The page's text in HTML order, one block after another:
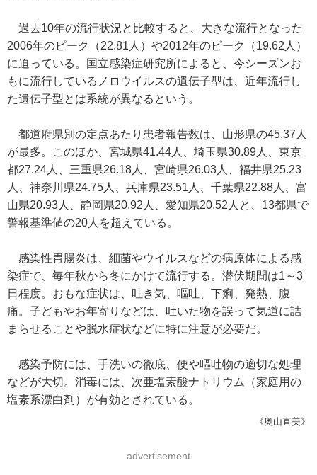
過去10年の流行状況と比較すると、大きな流行となった
2006年のピーク（22.81人）や2012年のピーク（19.62人）
に迫っている。国立感染症研究所によると、今シーズンお
もに流行しているノロウイルスの遺伝子型は、近年流行し
た遺伝子型とは系統が異なるという。
都道府県別の定点あたり患者報告数は、山形県の45.37人
が最多。このほか、宮城県41.44人、埼玉県30.89人、東京
都27.24人、三重県26.18人、宮崎県26.03人、福井県25.23
人、神奈川県24.75人、兵庫県23.51人、千葉県22.88人、富
山県20.93人、静岡県20.92人、愛知県20.52人と、13都県で
警報基準値の20人を超えている。
感染性胃腸炎は、細菌やウイルスなどの病原体による感
染症で、毎年秋から冬にかけて流行する。潜伏期間は1～3
日程度。おもな症状は、吐き気、嘔吐、下痢、発熱、腹
痛。子どもやお年寄りなどは、吐いた物を誤って気道に詰
まらせることや脱水症状などに特に注意が必要だ。
感染予防には、手洗いの徹底、便や嘔吐物の適切な処理
などが大切。消毒には、次亜塩素酸ナトリウム（家庭用の
塩素系漂白剤）が有効とされている。
《奥山直美》
advertisement